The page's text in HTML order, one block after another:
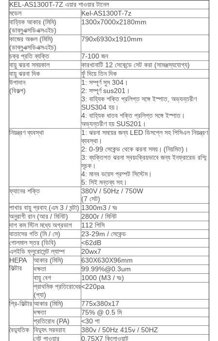
KEL-AS1300T-7Z এয়ার শাওয়ার টানেল
মডেল
Kel-AS1300T-7z
বাহ্যিক আকার (মিমি)
(ডাব্লুএক্সডিএক্সএইচ)
1300x7000x2180mm
কাজের অঞ্চল (মিমি)
(ডাব্লুএক্সডিএক্সএইচ)
790x6930x1910mm
চক্র প্রতি ব্যক্তি
7-100 জন
বায়ু ঝরনা সময়কাল
কারখানাটি 12 সেকেন্ডে সেট করা (সামঞ্জস্যযোগ্য)
বায়ু ঝরনা দিক
ফুঁ দিয়ে তিন দিক
উপাদান
(বিকল্প)
1: সম্পূর্ণ সুস 304।
2: সম্পূর্ণ sus201।
3: বাহ্যিক শক্তি প্রলিপ্ত সঙ্গে ইস্পাত, অভ্যন্তরীণ
SUS304 হয়।
4: বাহ্যিক ধাতব শক্তি প্রলিপ্ত সঙ্গে ইস্পাত।
অভ্যন্তরীণ হয় SUS201।
নিয়ন্ত্রণ ব্যবস্থা
1: ঝরনা সময়ের জন্য LED ডিসপ্লে সহ পিসিএল নিয়ন্ত্রণ
ব্যবস্থা।
2: 0-99 সেকেন্ড থেকে ঝরনা সময়। (নিয়মিত)।
3: ব্যক্তিগত ঝরনা স্বয়ংক্রিয়ভাবে জন্য ইনফ্রারেড রশ্মি
সূচক।
4: মানব ভয়েস প্রম্পট সিস্টেম।
5: সিই মন্তব্য সহ।
ফ্যানের শক্তি
380V / 50Hz / 750W
(7 সেট)
পাখার বায়ু প্রবাহ (এম 3 / ঘন্টা) 1300m3 / ঘঃ
অনুরাগী রান (আর / মিনিট)
2800r / মিনিট
দাগ কম স্টিল মধ্যে অগ্রভাগ
112 পিসি
বাতাসের গতি (মি / সে)
23-29m / সেকেন্ড
গোলমাল স্তর (ডিবি)
<62dB
এলইডি ফ্লুরোসেন্ট ল্যাম্প
20wx7
HEPA
ফিল্টার
আকার (মিমি)
630X630X96mm
দক্ষতা
99.99%@0.3um
বায়ু বেগ
1000 (M3 / ঘঃ)
প্রাথমিক প্রতিরোধের
(প্যা)
<220pa
প্রি-ফিল্টারআকার (মিমি)
775x380x17
দক্ষতা
75% @ 0.5 মি
প্রতিরোধ (PA)
<30 পা
বৈদ্যুতিক বিদ্যুৎ সরবরাহ
380v / 50Hz 415v / 50HZ
নেট পাওয়ার
0.75X7 কিলোওয়াট